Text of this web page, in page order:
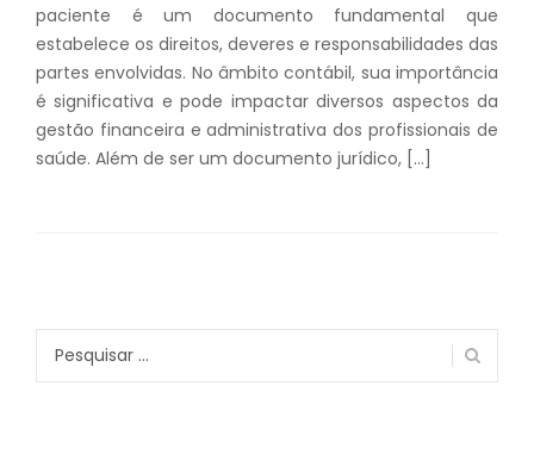
paciente é um documento fundamental que
estabelece os direitos, deveres e responsabilidades das
partes envolvidas. No âmbito contábil, sua importância
é significativa e pode impactar diversos aspectos da
gestão financeira e administrativa dos profissionais de
saúde. Além de ser um documento jurídico, […]